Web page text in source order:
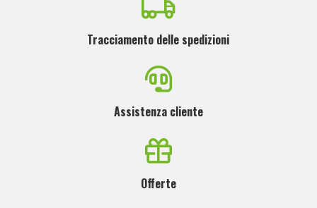
Tracciamento delle spedizioni
Assistenza cliente
Offerte